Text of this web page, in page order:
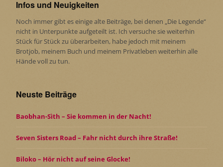
Infos und Neuigkeiten
Noch immer gibt es einige alte Beiträge, bei denen „Die Legende“
nicht in Unterpunkte aufgeteilt ist. Ich versuche sie weiterhin
Stück für Stück zu überarbeiten, habe jedoch mit meinem
Brotjob, meinem Buch und meinem Privatleben weiterhin alle
Hände voll zu tun.
Neuste Beiträge
Baobhan-Sìth – Sie kommen in der Nacht!
Seven Sisters Road – Fahr nicht durch ihre Straße!
Biloko – Hör nicht auf seine Glocke!